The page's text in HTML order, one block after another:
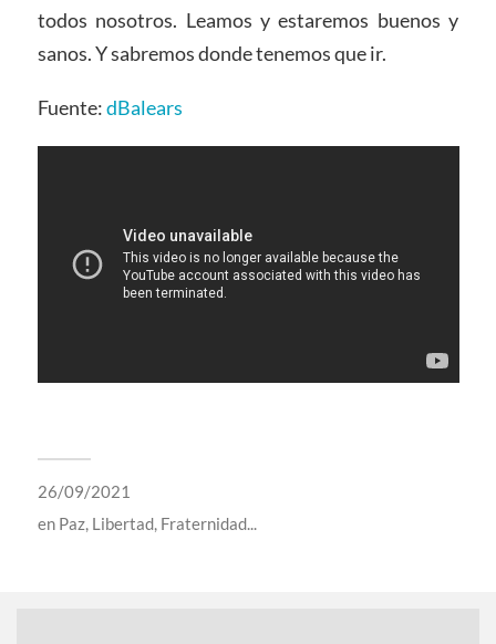
todos nosotros. Leamos y estaremos buenos y
sanos. Y sabremos donde tenemos que ir.
Fuente:dBalears
26/09/2021
en Paz, Libertad, Fraternidad...